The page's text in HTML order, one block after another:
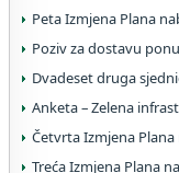
Peta Izmjena Plana
Poziv za dostavu
Dvadeset druga
Anketa – Zelena
Četvrta Izmjena
Treća Izmjena Plana